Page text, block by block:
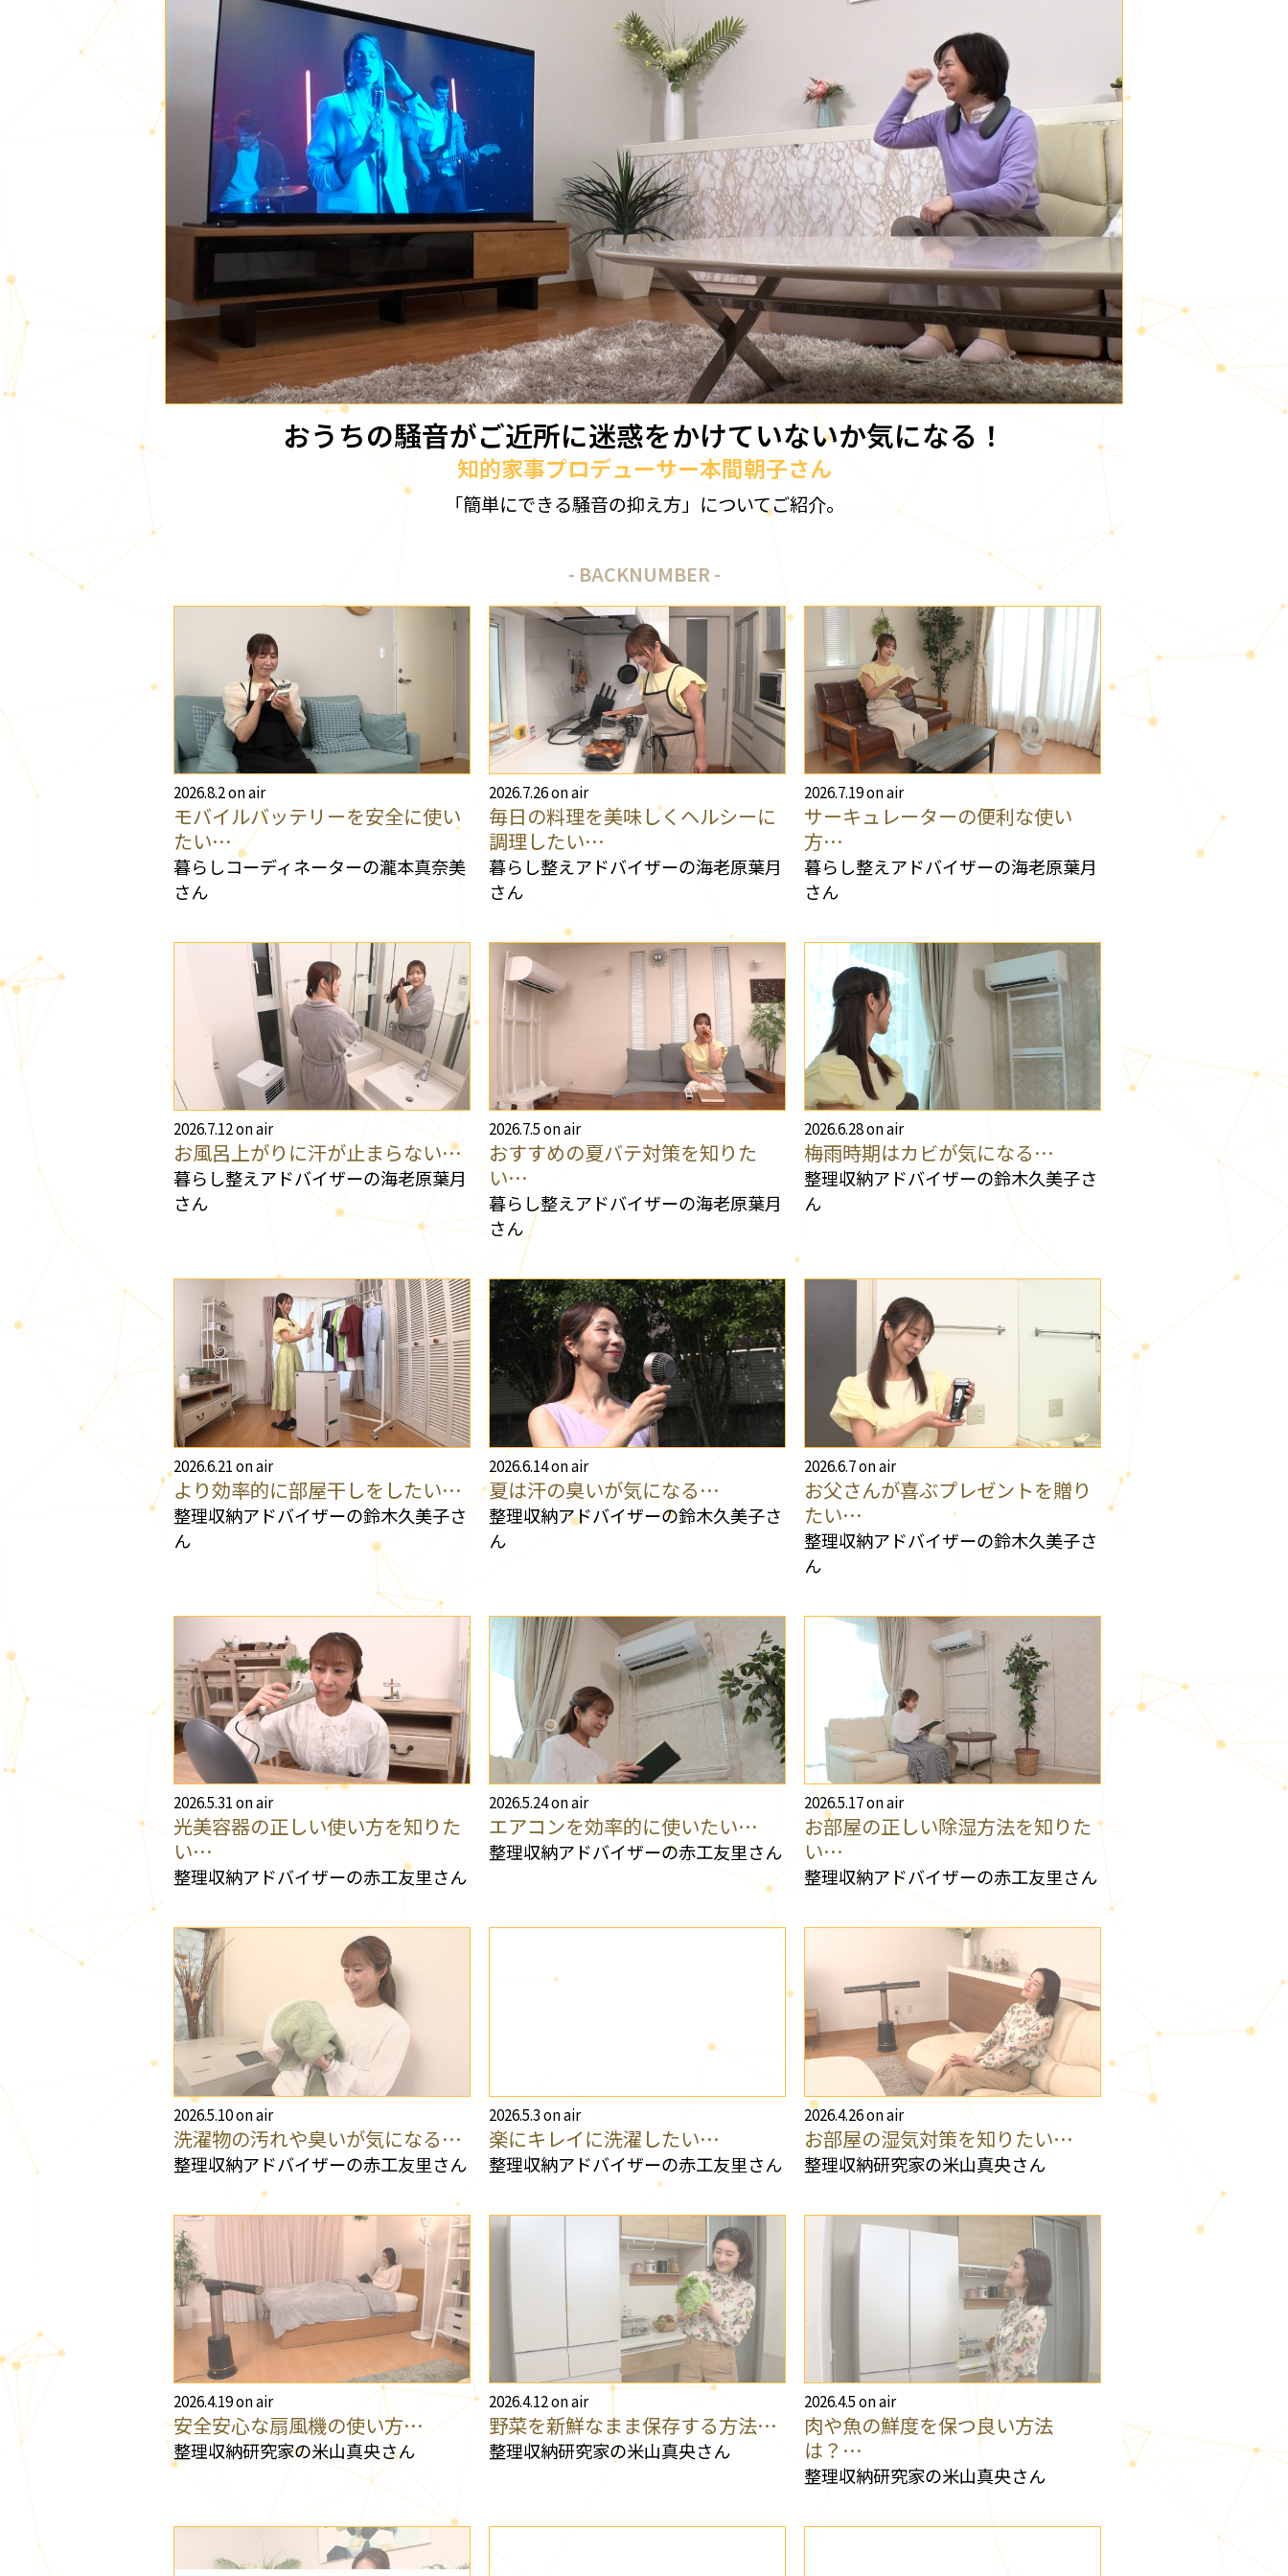
おうちの騒音がご近所に迷惑をかけていないか気になる！
知的家事プロデューサー本間朝子さん
「簡単にできる騒音の抑え方」についてご紹介。
BACKNUMBER
2026.8.2 on air
モバイルバッテリーを安全に使い
たい…
暮らしコーディネーターの瀧本真奈美
さん
2026.7.26 on air
毎日の料理を美味しくヘルシーに
調理したい…
暮らし整えアドバイザーの海老原葉月
さん
2026.7.19 on air
サーキュレーターの便利な使い
方…
暮らし整えアドバイザーの海老原葉月
さん
2026.7.12 on air
お風呂上がりに汗が止まらない…
暮らし整えアドバイザーの海老原葉月
さん
2026.7.5 on air
おすすめの夏バテ対策を知りた
い…
暮らし整えアドバイザーの海老原葉月
さん
2026.6.28 on air
梅雨時期はカビが気になる…
整理収納アドバイザーの鈴木久美子さ
ん
2026.6.21 on air
より効率的に部屋干しをしたい…
整理収納アドバイザーの鈴木久美子さ
ん
2026.6.14 on air
夏は汗の臭いが気になる…
整理収納アドバイザーの鈴木久美子さ
ん
2026.6.7 on air
お父さんが喜ぶプレゼントを贈り
たい…
整理収納アドバイザーの鈴木久美子さ
ん
2026.5.31 on air
光美容器の正しい使い方を知りた
い…
整理収納アドバイザーの赤工友里さん
2026.5.24 on air
エアコンを効率的に使いたい…
整理収納アドバイザーの赤工友里さん
2026.5.17 on air
お部屋の正しい除湿方法を知りた
い…
整理収納アドバイザーの赤工友里さん
2026.5.10 on air
洗濯物の汚れや臭いが気になる…
整理収納アドバイザーの赤工友里さん
2026.5.3 on air
楽にキレイに洗濯したい…
整理収納アドバイザーの赤工友里さん
2026.4.26 on air
お部屋の湿気対策を知りたい…
整理収納研究家の米山真央さん
2026.4.19 on air
安全安心な扇風機の使い方…
整理収納研究家の米山真央さん
2026.4.12 on air
野菜を新鮮なまま保存する方法…
整理収納研究家の米山真央さん
2026.4.5 on air
肉や魚の鮮度を保つ良い方法
は？…
整理収納研究家の米山真央さん